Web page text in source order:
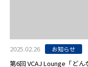
2025.02.26 お知らせ
第6回 VCAJ Lounge「ど